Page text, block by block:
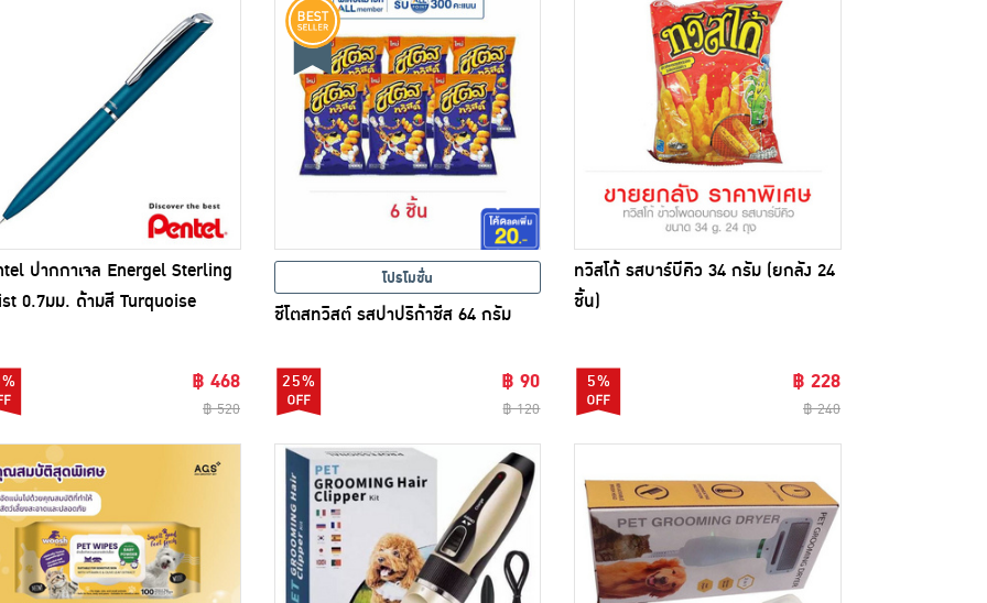
ปากกาเจล Energel Sterling
0.7มม. ด้ามสี Turquoise
฿ 468
฿ 520
โปรโมชั่น
ชีโตสทวิสต์ รสปาปริก้าชีส 64 กรัม
25% ฿ 90
฿ 120
ทวิสโก้ รสบาร์บีคิว 34 กรัม (ยกลัง 24
ชิ้น)
5% ฿ 228
฿ 240